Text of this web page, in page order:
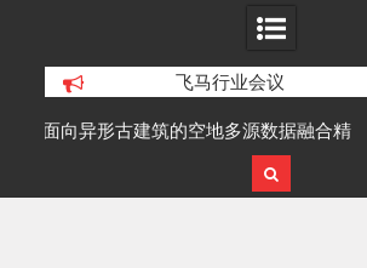
飞马行业会议
合精
SLAM100在受限空域地形测绘的研
应用